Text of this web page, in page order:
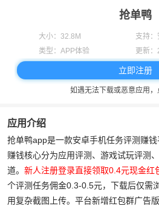
抢单鸭
大小： 32.8M 支持：
类型： APP体验 更新：
立即注册
如遇无法下载或恶意应用，
应用介绍
抢单鸭app是一款安卓手机任务评测赚钱
赚钱核心分为应用评测、游戏试玩评测
道。 新人注册登录直接领取0.4元现金红
个评测任务佣金0.3-0.5元，下载后仅需
用复杂截图上传。平台新增红包群广告